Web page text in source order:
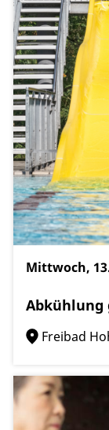
Mittwoch,
Freibad